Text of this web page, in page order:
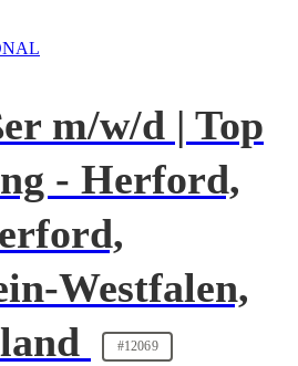
m/w/d | Top
- Herford,
Westfalen,
#12069